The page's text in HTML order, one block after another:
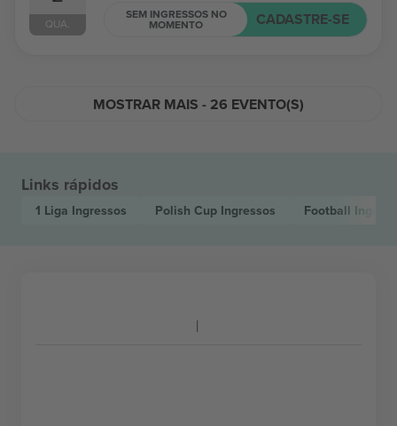
QUA.
SEM INGRESSOS NO
MOMENTO CADASTRE-SE
MOSTRAR MAIS - 26 EVENTO(S)
Links rápidos
1 Liga Ingressos Polish Cup Ingressos Football